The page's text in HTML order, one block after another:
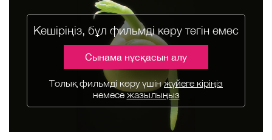
Кешіріңіз, бұл фильмді көру тегін емес
Сынама нұсқасын алу
Толық фильмді көру үшінжүйеге кіріңіз
немесежазылыңыз